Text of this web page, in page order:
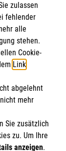
zulassen
fehlender
alle
stehen.
Cookie-
Link.
abgelehnt
mehr
Sie zusätzlich
zu. Um Ihre
anzeigen.